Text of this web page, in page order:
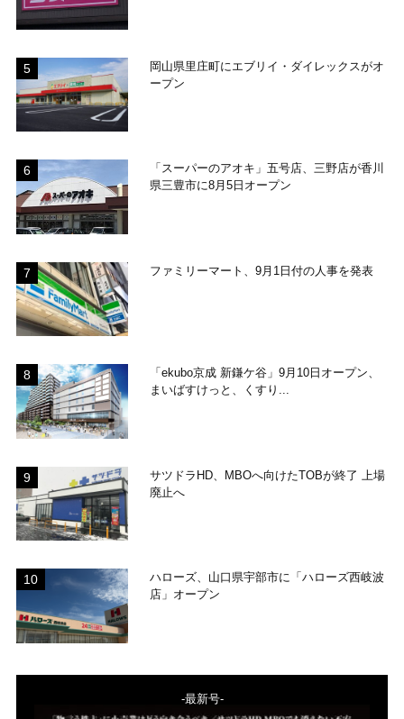
岡山県里庄町にエブリイ・ダイレックスがオ
ープン
「スーパーのアオキ」五号店、三野店が香川
県三豊市に8月5日オープン
ファミリーマート、9月1日付の人事を発表
「ekubo京成 新鎌ケ谷」9月10日オープン、
まいばすけっと、くすり...
サツドラHD、MBOへ向けたTOBが終了 上場
廃止へ
ハローズ、山口県宇部市に「ハローズ西岐波
店」オープン
-最新号-